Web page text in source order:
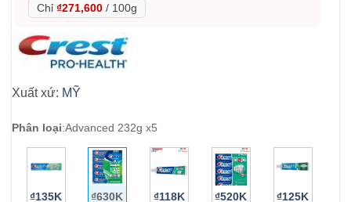
Chỉ ₫271,600 / 100g
Xuất xứ: MỸ
Phân loại:Advanced 232g x5
₫135K ₫630K ₫118K ₫520K ₫125K